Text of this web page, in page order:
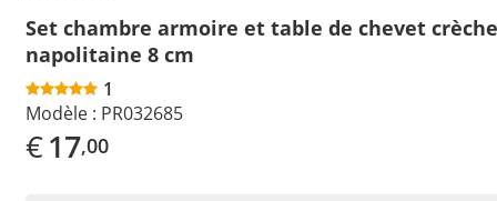
Set chambre armoire et table de chevet crèche
napolitaine 8 cm
1
Modèle : PR032685
€17,00